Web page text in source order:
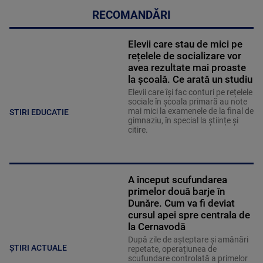
RECOMANDĂRI
STIRI EDUCATIE
Elevii care stau de mici pe
rețelele de socializare vor
avea rezultate mai proaste
la școală. Ce arată un studiu
Elevii care îşi fac conturi pe rețelele
sociale în școala primară au note
mai mici la examenele de la final de
gimnaziu, în special la științe și
citire.
ȘTIRI ACTUALE
A început scufundarea
primelor două barje în
Dunăre. Cum va fi deviat
cursul apei spre centrala de
la Cernavodă
După zile de așteptare și amânări
repetate, operațiunea de
scufundare controlată a primelor